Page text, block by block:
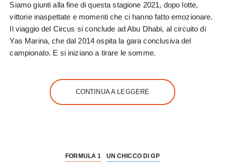
Siamo giunti alla fine di questa stagione 2021, dopo lotte,
vittorie inaspettate e momenti che ci hanno fatto emozionare.
Il viaggio del Circus si conclude ad Abu Dhabi, al circuito di
Yas Marina, che dal 2014 ospita la gara conclusiva del
campionato. E si iniziano a tirare le somme.
CONTINUA A LEGGERE
FORMULA 1 UN CHICCO DI GP